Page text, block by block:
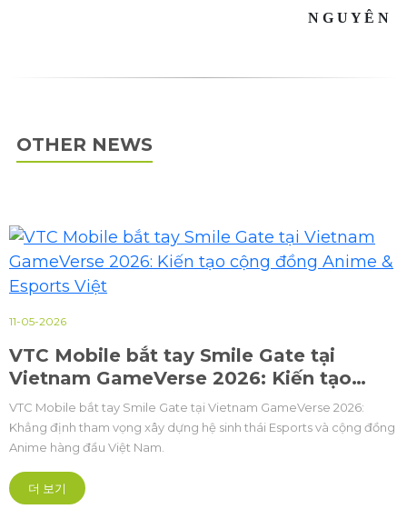
N G U Y Ê N
OTHER NEWS
11-05-2026
VTC Mobile bắt tay Smile Gate tại
Vietnam GameVerse 2026: Kiến tạo
cộng đồng Anime & Esports Việt
VTC Mobile bắt tay Smile Gate tại Vietnam GameVerse 2026:
Khẳng định tham vọng xây dựng hệ sinh thái Esports và cộng đồng
Anime hàng đầu Việt Nam.
더 보기